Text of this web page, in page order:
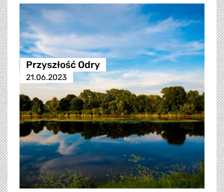
Przyszłość Odry
21.06.2023